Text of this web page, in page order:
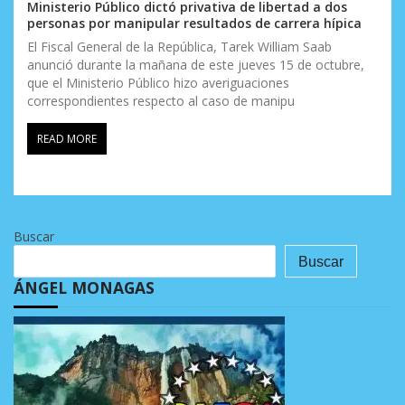
Ministerio Público dictó privativa de libertad a dos
personas por manipular resultados de carrera hípica
El Fiscal General de la República, Tarek William Saab
anunció durante la mañana de este jueves 15 de octubre,
que el Ministerio Público hizo averiguaciones
correspondientes respecto al caso de manipu
READ MORE
Buscar
Buscar
ÁNGEL MONAGAS